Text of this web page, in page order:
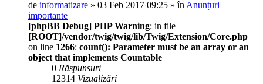
de informatizare » 03 Feb 2017 09:25 » în Anunțuri
importante
[phpBB Debug] PHP Warning: in file
[ROOT]/vendor/twig/twig/lib/Twig/Extension/Core.php
on line 1266: count(): Parameter must be an array or an
object that implements Countable
0 Răspunsuri
12314 Vizualizări